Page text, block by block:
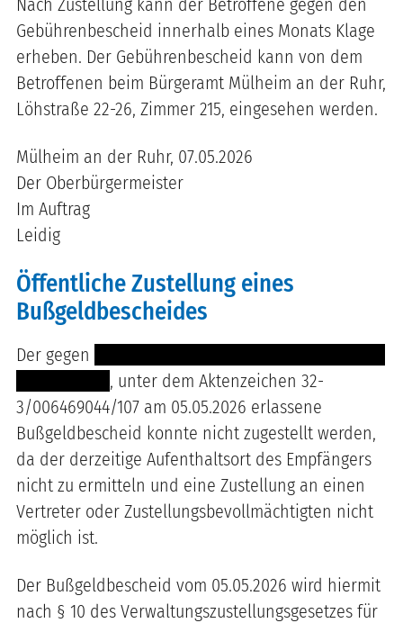
Nach Zustellung kann der Betroffene gegen den
Gebührenbescheid innerhalb eines Monats Klage
erheben. Der Gebührenbescheid kann von dem
Betroffenen beim Bürgeramt Mülheim an der Ruhr,
Löhstraße 22-26, Zimmer 215, eingesehen werden.
Mülheim an der Ruhr, 07.05.2026
Der Oberbürgermeister
Im Auftrag
Leidig
Öffentliche Zustellung eines
Bußgeldbescheides
Der gegen
, unter dem Aktenzeichen 32-
3/006469044/107 am 05.05.2026 erlassene
Bußgeldbescheid konnte nicht zugestellt werden,
da der derzeitige Aufenthaltsort des Empfängers
nicht zu ermitteln und eine Zustellung an einen
Vertreter oder Zustellungsbevollmächtigten nicht
möglich ist.
Der Bußgeldbescheid vom 05.05.2026 wird hiermit
nach § 10 des Verwaltungszustellungsgesetzes für